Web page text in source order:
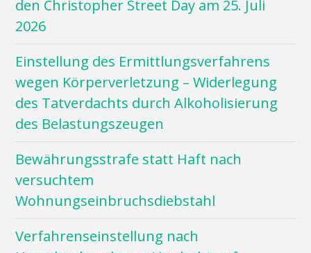
den Christopher Street Day am 25. Juli
2026
Einstellung des Ermittlungsverfahrens
wegen Körperverletzung – Widerlegung
des Tatverdachts durch Alkoholisierung
des Belastungszeugen
Bewährungsstrafe statt Haft nach
versuchtem
Wohnungseinbruchsdiebstahl
Verfahrenseinstellung nach